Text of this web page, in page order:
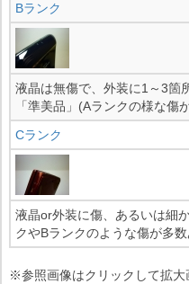
Bランク
液晶は無傷で、外装に1～3箇
「準美品」(Aランクの様な傷
Cランク
液晶or外装に傷、あるいは細
クやBランクのような傷が多
※参照画像はクリックして拡大